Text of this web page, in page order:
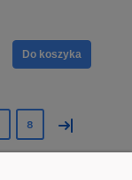
Do koszyka
8 »